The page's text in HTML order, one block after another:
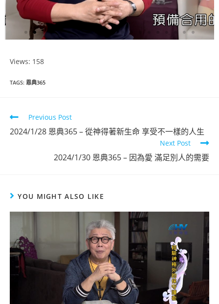
Views: 158
TAGS: 恩典365
Previous Post
2024/1/28 恩典365 – 從神得著新生命 享受不一樣的人生
Next Post
2024/1/30 恩典365 – 因為愛 滿足別人的需要
YOU MIGHT ALSO LIKE